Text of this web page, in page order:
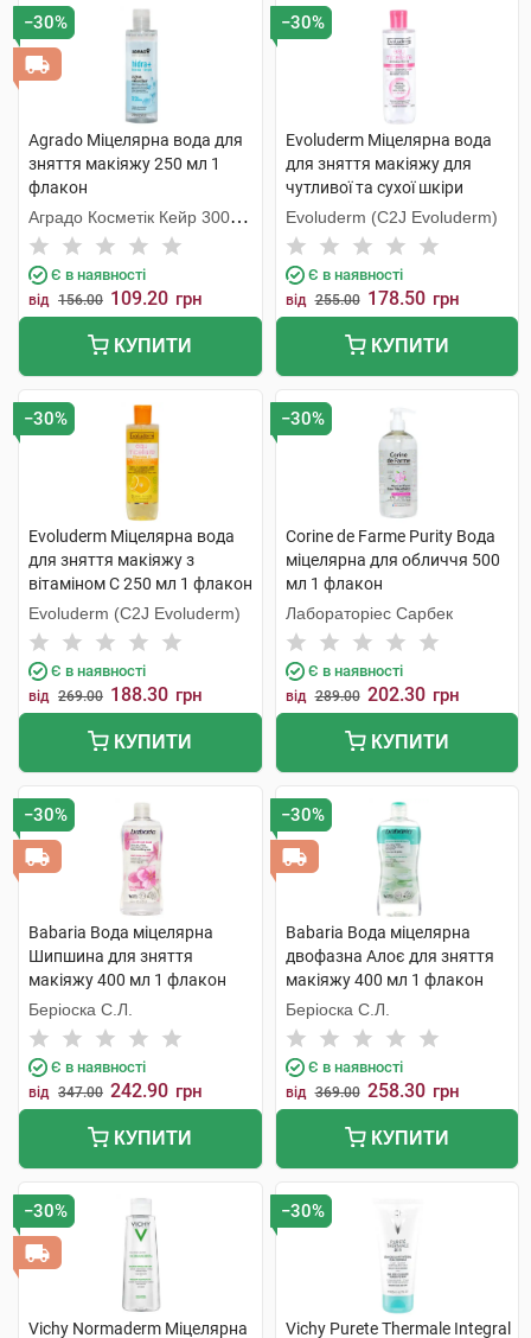
−30%
Agrado Міцелярна вода для
зняття макіяжу 250 мл 1
флакон
Аградо Косметік Кейр 3000
С.Л.У.
Є в наявності
від 156.00 109.20 грн
КУПИТИ
−30%
Evoluderm Міцелярна вода
для зняття макіяжу для
чутливої та сухої шкіри
обличчя 250 мл 1 флакон
Evoluderm (C2J Evoluderm)
Є в наявності
від 255.00 178.50 грн
КУПИТИ
−30%
Evoluderm Міцелярна вода
для зняття макіяжу з
вітаміном C 250 мл 1 флакон
Evoluderm (C2J Evoluderm)
Є в наявності
від 269.00 188.30 грн
КУПИТИ
−30%
Corine de Farme Purity Вода
міцелярна для обличчя 500
мл 1 флакон
Лабораторіес Сарбек
Є в наявності
від 289.00 202.30 грн
КУПИТИ
−30%
Babaria Вода міцелярна
Шипшина для зняття
макіяжу 400 мл 1 флакон
Беріоска С.Л.
Є в наявності
від 347.00 242.90 грн
КУПИТИ
−30%
Babaria Вода міцелярна
двофазна Алоє для зняття
макіяжу 400 мл 1 флакон
Беріоска С.Л.
Є в наявності
від 369.00 258.30 грн
КУПИТИ
−30%
Vichy Normaderm Міцелярна
−30%
Vichy Purete Thermale Integral